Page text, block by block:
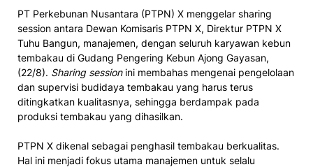
PT Perkebunan Nusantara (PTPN) X menggelar sharing
session antara Dewan Komisaris PTPN X, Direktur PTPN X
Tuhu Bangun, manajemen, dengan seluruh karyawan kebun
tembakau di Gudang Pengering Kebun Ajong Gayasan,
(22/8). Sharing sessionini membahas mengenai pengelolaan
dan supervisi budidaya tembakau yang harus terus
ditingkatkan kualitasnya, sehingga berdampak pada
produksi tembakau yang dihasilkan.
PTPN X dikenal sebagai penghasil tembakau berkualitas.
Hal ini menjadi fokus utama manajemen untuk selalu